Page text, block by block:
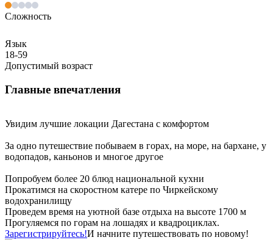
Сложность
Язык
18-59
Допустимый возраст
Главные впечатления
Увидим лучшие локации Дагестана с комфортом
За одно путешествие побываем в горах, на море, на бархане, у
водопадов, каньонов и многое другое
Попробуем более 20 блюд национальной кухни
Прокатимся на скоростном катере по Чиркейскому
водохранилищу
Проведем время на уютной базе отдыха на высоте 1700 м
Прогуляемся по горам на лошадях и квадроциклах.
Зарегистрируйтесь!И начните путешествовать по новому!